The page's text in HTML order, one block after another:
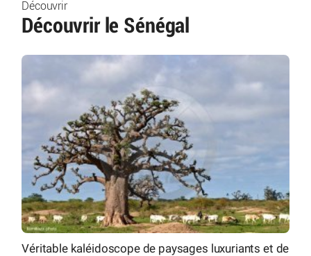
Découvrir
Découvrir le Sénégal
Véritable kaléidoscope de paysages luxuriants et de